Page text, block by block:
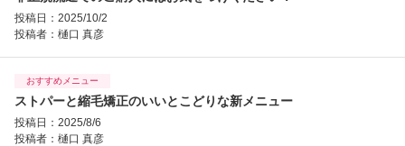
投稿日：2025/10/2
投稿者： 樋口 真彦
おすすめメニュー
ストパーと縮毛矯正のいいとこどりな新メニュー
投稿日：2025/8/6
投稿者： 樋口 真彦